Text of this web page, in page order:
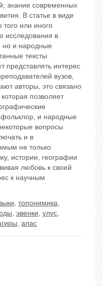
знание современных
В статье в виде
или иного
исследования в
но и народные
тексты.
представлять интерес
вузов,
авторы, это связано
позволяет
и народные
вопросы
и в
не только
истории, географии
любовь к своей
к научным
, топонимика,
, эвенки, улус,
, алас